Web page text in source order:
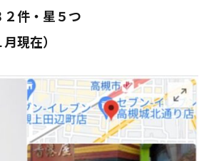
件・星５つ
現在）